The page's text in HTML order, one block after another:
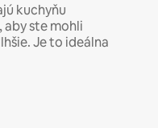
kuchyňu
ste mohli
Je to ideálna